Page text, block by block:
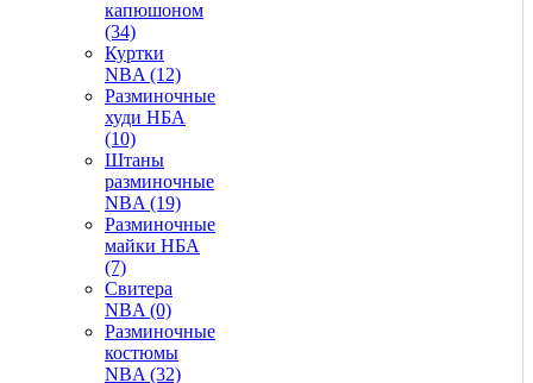
капюшоном
(34)
Куртки
NBA (12)
Разминочные
худи НБА
(10)
Штаны
разминочные
NBA (19)
Разминочные
майки НБА
(7)
Свитера
NBA (0)
Разминочные
костюмы
NBA (32)